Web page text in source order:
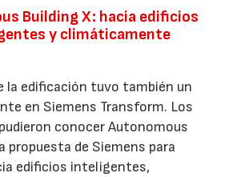
Building X: hacia edificios
y climáticamente
la edificación tuvo también un
en Siemens Transform. Los
conocer Autonomous
propuesta de Siemens para
edificios inteligentes,